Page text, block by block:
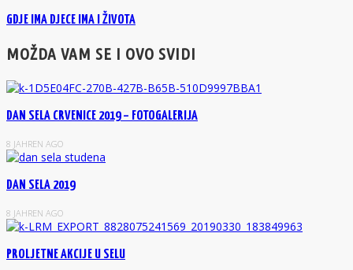
GDJE IMA DJECE IMA I ŽIVOTA
MOŽDA VAM SE I OVO SVIDI
DAN SELA CRVENICE 2019 – FOTOGALERIJA
8 JAHREN AGO
DAN SELA 2019
8 JAHREN AGO
PROLJETNE AKCIJE U SELU